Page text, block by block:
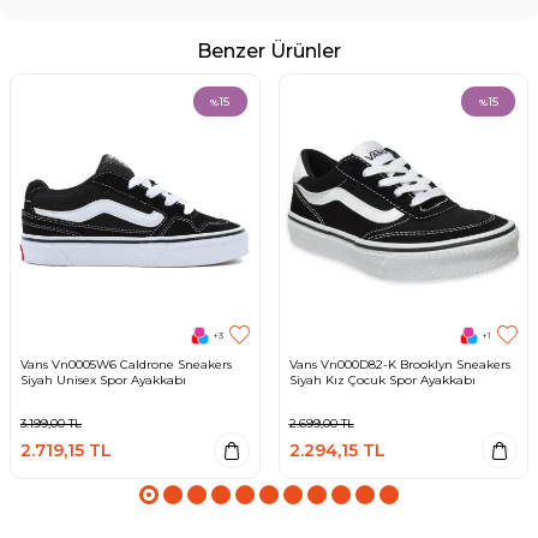
Benzer Ürünler
%15
+3
Vans Vn0005W6 Caldrone Sneakers
Siyah Unisex Spor Ayakkabı
3.199,00TL
2.719,15 TL
%15
+1
Vans Vn000D82-K Brooklyn Sneakers
Siyah Kız Çocuk Spor Ayakkabı
2.699,00TL
2.294,15TL